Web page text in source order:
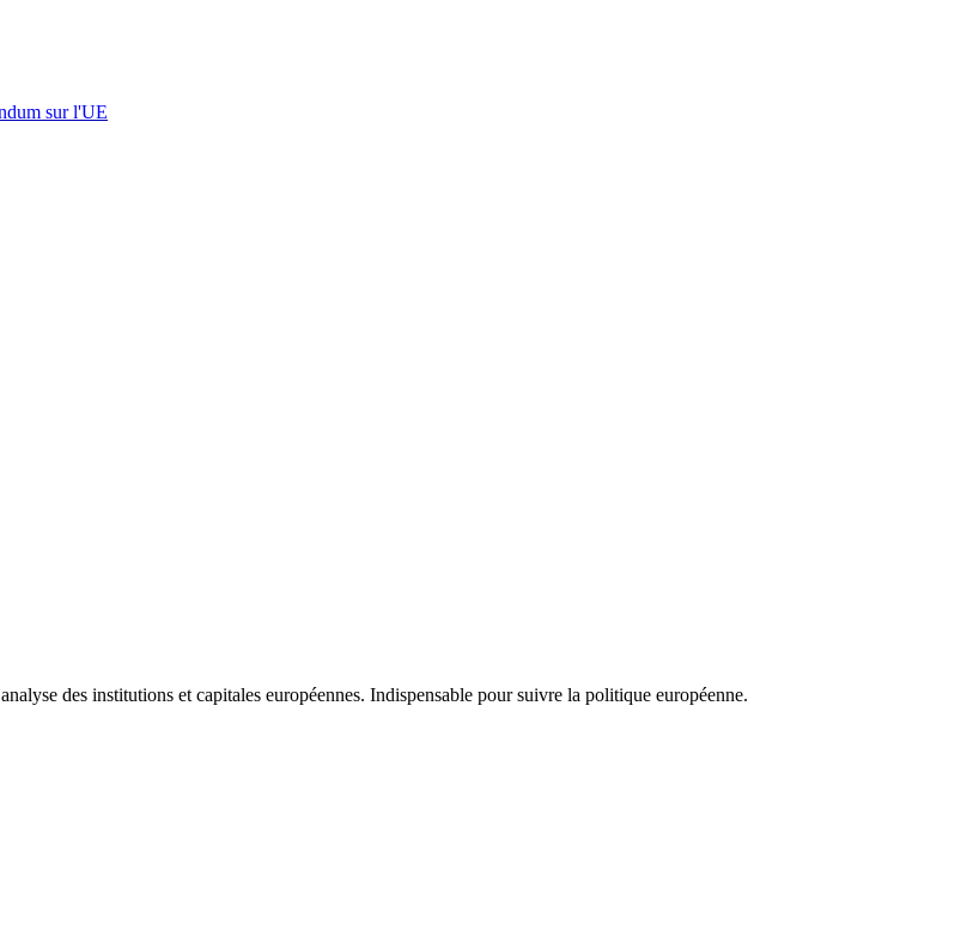
sur l'UE
des institutions et capitales européennes. Indispensable pour suivre la politique européenne.